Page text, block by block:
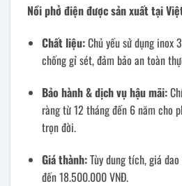
Nồi phở điện được sản xuất tại
Chất liệu:Chủ yếu sử dụng inox
chống gỉ sét, đảm bảo an toàn
Bảo hành & dịch vụ hậu mãi:
ràng từ 12 tháng đến 6 năm cho
trọn đời.
Giá thành:Tùy dung tích, giá
đến 18.500.000 VNĐ.